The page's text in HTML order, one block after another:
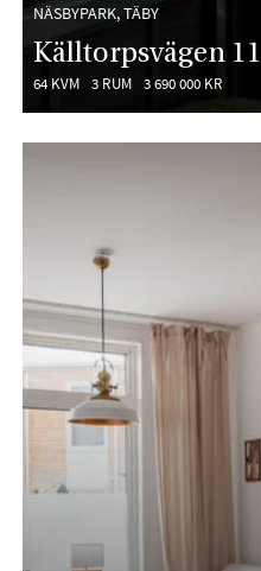
NÄSBYPARK, TÄBY
Källtorpsvägen 11
64 KVM 3 RUM 3 690 000 KR